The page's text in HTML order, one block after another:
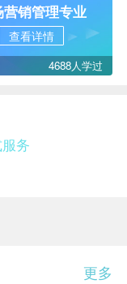
营销管理专业
查看详情
4688人学过
务
更多